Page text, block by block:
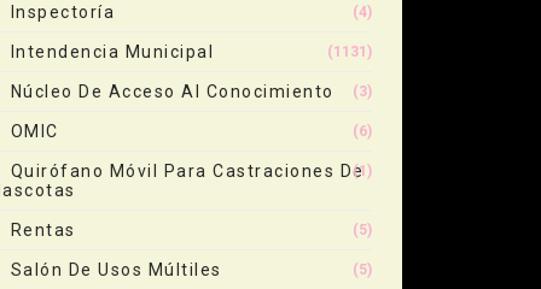
Inspectoría (4)
Intendencia Municipal (1131)
Núcleo De Acceso Al Conocimiento (3)
OMIC (6)
Quirófano Móvil Para Castraciones De(1)
Rentas (5)
Salón De Usos Múltiles (5)